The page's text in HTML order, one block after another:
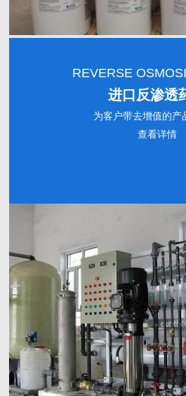
REVERSE
进口反渗透
为客户带去增值的产
查看详情